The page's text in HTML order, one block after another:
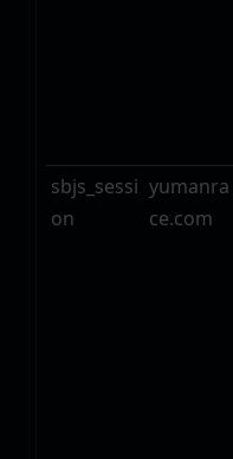
sbjs_sessi
on
yumanra
ce.com